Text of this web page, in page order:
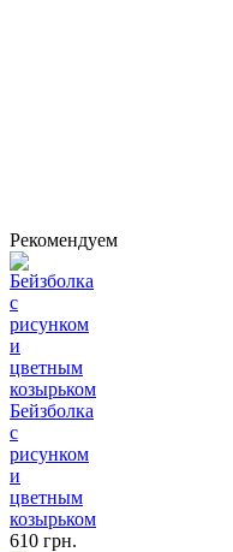
Рекомендуем
Бейзболка
с
рисунком
и
цветным
козырьком
610 грн.